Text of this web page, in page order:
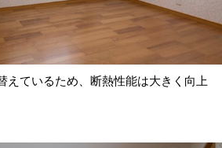
えているため、断熱性能は大きく向上